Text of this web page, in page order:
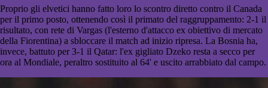
Proprio gli elvetici hanno fatto loro lo scontro diretto contro il Canada
per il primo posto, ottenendo così il primato del raggruppamento: 2-1 il
risultato, con rete di Vargas (l'esterno d'attacco ex obiettivo di mercato
della Fiorentina) a sbloccare il match ad inizio ripresa. La Bosnia ha,
invece, battuto per 3-1 il Qatar: l'ex gigliato Dzeko resta a secco per
ora al Mondiale, peraltro sostituito al 64' e uscito arrabbiato dal campo.